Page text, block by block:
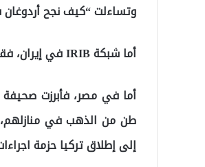
وتساءلت “كيف نجح أردوغان
أما شبكة IRIB في إيران، فقالت عبر موقعها الالكتروني: “سقوط حر بالعملات الأجنبية في تركيا”.
طن من الذهب في
إلى إطلاق تركيا حزمة